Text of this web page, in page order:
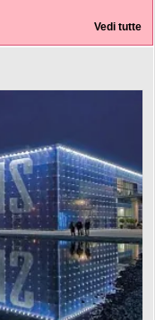
Vedi tutte